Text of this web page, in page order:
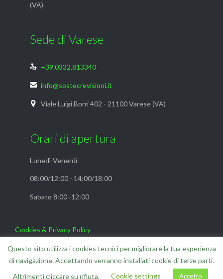
(VA)
Sede di Varese
 +39.0332.813340
 info@sostecrevisioni.it
 Viale Luigi Borri 402 - 21100 Varese (VA)
Orari di apertura
Lunedì-Venerdì
08:00/12:00 - 14:00/18:00
Sabato 8:00 -12:00
Cookies & Privacy Policy
FAQ
Questo sito utilizza i cookies tecnici per migliorare la tua esperienza
di navigazione. Accettando verranno installati cookie di terze parti.
Altrimenti cliccare su rifiuta.
Cookie settings Accetto